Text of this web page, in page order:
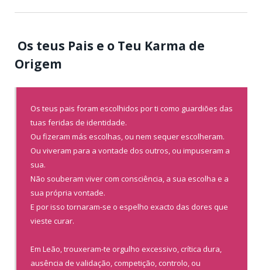
Os teus Pais e o Teu Karma de
Origem
Os teus pais foram escolhidos por ti como guardiões das
tuas feridas de identidade.
Ou fizeram más escolhas, ou nem sequer escolheram.
Ou viveram para a vontade dos outros, ou impuseram a
sua.
Não souberam viver com consciência, a sua escolha e a
sua própria vontade.
E por isso tornaram-se o espelho exacto das dores que
vieste curar.
Em Leão, trouxeram-te orgulho excessivo, crítica dura,
ausência de validação, competição, controlo, ou